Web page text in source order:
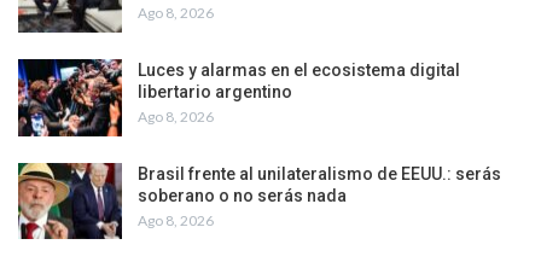
Ago 8, 2026
Luces y alarmas en el ecosistema digital
libertario argentino
Ago 8, 2026
Brasil frente al unilateralismo de EEUU.: serás
soberano o no serás nada
Ago 8, 2026